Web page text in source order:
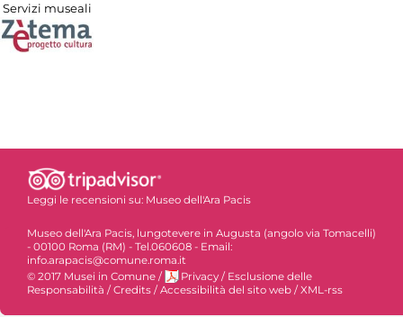
Servizi museali
Leggi le recensioni su: Museo dell'Ara Pacis
Museo dell'Ara Pacis, lungotevere in Augusta (angolo via Tomacelli)
- 00100 Roma (RM) - Tel.060608 - Email:
info.arapacis@comune.roma.it
© 2017 Musei in Comune / Privacy / Esclusione delle
Responsabilità / Credits / Accessibilità del sito web / XML-rss